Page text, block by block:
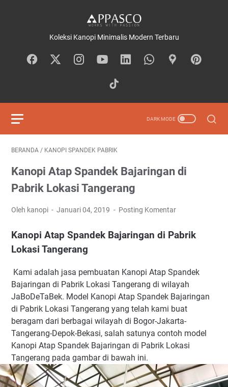
Koleksi Kanopi Minimalis Modern Terbaru
BERANDA / KANOPI SPANDEK PABRIK
Kanopi Atap Spandek Bajaringan di
Pabrik Lokasi Tangerang
Oleh kanopi Januari 04, 2019 Posting Komentar
Kanopi Atap Spandek Bajaringan di Pabrik
Lokasi Tangerang
Kami adalah jasa pembuatan Kanopi Atap Spandek
Bajaringan di Pabrik Lokasi Tangerang di wilayah
JaBoDeTaBek. Model Kanopi Atap Spandek Bajaringan
di Pabrik Lokasi Tangerang yang telah kami buat
beragam dari berbagai wilayah di Bogor-Jakarta-
Tangerang-Depok-Bekasi, salah satunya contoh model
Kanopi Atap Spandek Bajaringan di Pabrik Lokasi
Tangerang pada gambar di bawah ini.